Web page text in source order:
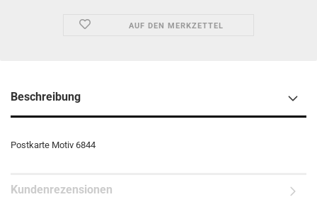
AUF DEN MERKZETTEL
Beschreibung
Postkarte Motiv 6844
Kundenrezensionen